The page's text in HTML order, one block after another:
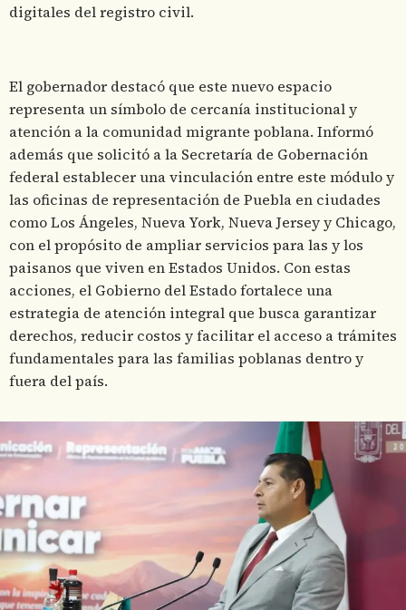
digitales del registro civil.
El gobernador destacó que este nuevo espacio
representa un símbolo de cercanía institucional y
atención a la comunidad migrante poblana. Informó
además que solicitó a la Secretaría de Gobernación
federal establecer una vinculación entre este módulo y
las oficinas de representación de Puebla en ciudades
como Los Ángeles, Nueva York, Nueva Jersey y Chicago,
con el propósito de ampliar servicios para las y los
paisanos que viven en Estados Unidos. Con estas
acciones, el Gobierno del Estado fortalece una
estrategia de atención integral que busca garantizar
derechos, reducir costos y facilitar el acceso a trámites
fundamentales para las familias poblanas dentro y
fuera del país.